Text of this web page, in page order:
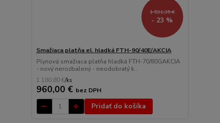
1 531,35 €
- 23 %
Smažiaca platňa el. hladká FTH-90/40E/AKCIA
Plynová smažiaca platňa hladká FTH-70/80GAKCIA
- nový nerozbalený - neodobratý k...
1 180,80 €/ks
960,00 € bez DPH
Pridať do košíka